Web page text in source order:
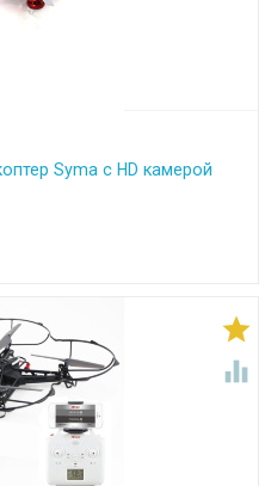
Syma с HD камерой

